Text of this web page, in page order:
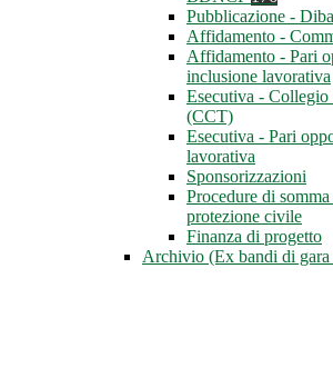
Pubblicazione -
Affidamento -
Affidamento - Pari
inclusione lavorativa
Esecutiva -
(CCT)
Esecutiva - Pari
lavorativa
Sponsorizzazioni
Procedure di
protezione civile
Finanza di progetto
Archivio (Ex bandi di